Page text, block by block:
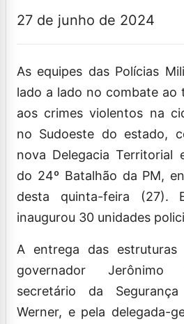
27 de junho de 2024
As equipes das Polícias
lado a lado no combate ao
aos crimes violentos na
no Sudoeste do estado,
nova Delegacia Territorial
do 24º Batalhão da PM,
desta quinta-feira (27).
inaugurou 30 unidades
A entrega das
governador Jerônimo
secretário da
Werner, e pela delegada-